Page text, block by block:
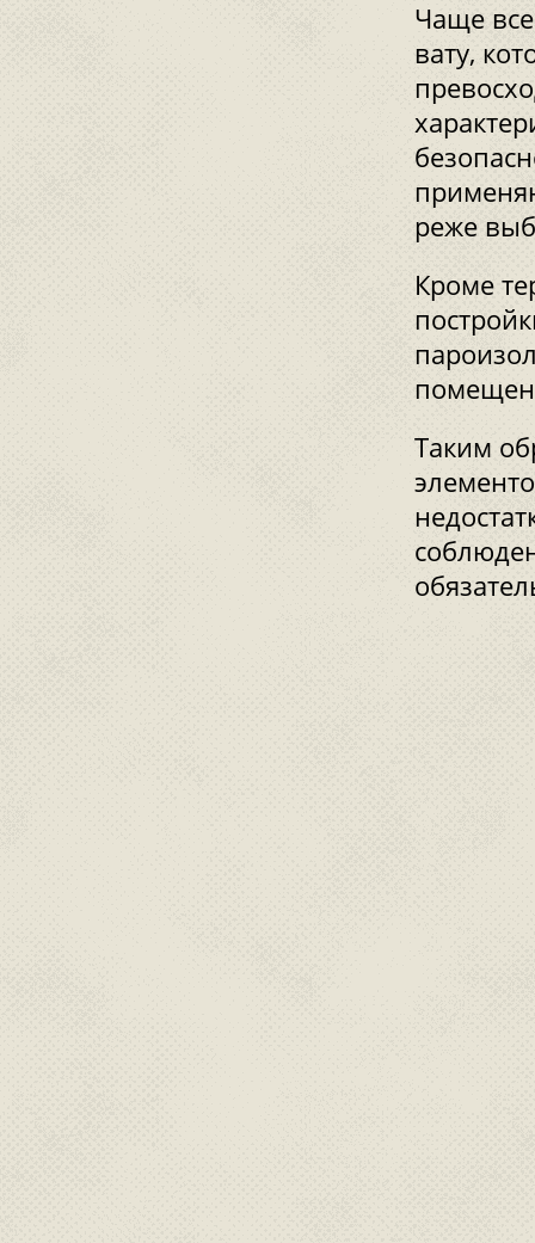
Чаще
вату,
реже
Кроме
Таким